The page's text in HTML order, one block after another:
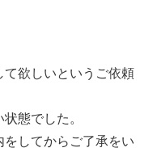
欲しいというご依頼
態でした。
してからご了承をい